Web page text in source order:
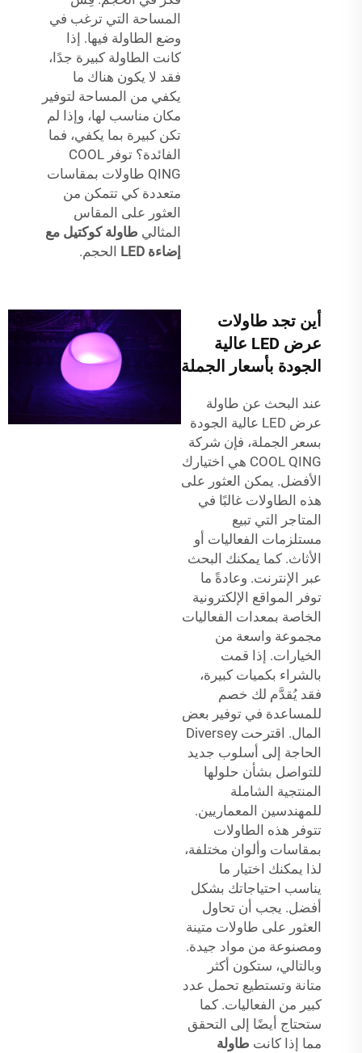
المساحة التي ترغب في
وضع الطاولة فيها. إذا
كانت الطاولة كبيرة جدًا،
فقد لا يكون هناك ما
يكفي من المساحة لتوفير
مكان مناسب لها، وإذا لم
تكن كبيرة بما يكفي، فما
الفائدة؟ توفر COOL
QING طاولات بمقاسات
متعددة كي تتمكن من
العثور على المقاس
المثالي طاولة كوكتيل مع
إضاءة LED
الحجم.
أين تجد طاولات
عرض LED عالية
الجودة بأسعار الجملة
عند البحث عن طاولة
عرض LED عالية الجودة
بسعر الجملة، فإن شركة
COOL QING هي اختيارك
الأفضل. يمكن العثور على
هذه الطاولات غالبًا في
المتاجر التي تبيع
مستلزمات الفعاليات أو
الأثاث. كما يمكنك البحث
عبر الإنترنت. وعادةً ما
توفر المواقع الإلكترونية
الخاصة بمعدات الفعاليات
مجموعة واسعة من
الخيارات. إذا قمت
بالشراء بكميات كبيرة،
فقد يُقدَّم لك خصم
للمساعدة في توفير بعض
المال. اقترحت Diversey
الحاجة إلى أسلوب جديد
للتواصل بشأن حلولها
المنتجية الشاملة
للمهندسين المعماريين.
تتوفر هذه الطاولات
بمقاسات وألوان مختلفة،
لذا يمكنك اختيار ما
يناسب احتياجاتك بشكل
أفضل. يجب أن تحاول
العثور على طاولات متينة
ومصنوعة من مواد جيدة.
وبالتالي، ستكون أكثر
متانة وتستطيع تحمل عدد
كبير من الفعاليات. كما
ستحتاج أيضًا إلى التحقق
مما إذا كانت طاولة